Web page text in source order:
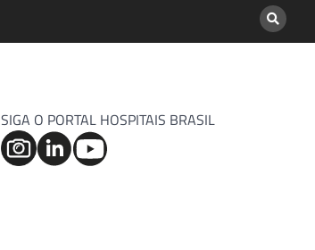
SIGA O PORTAL HOSPITAIS BRASIL